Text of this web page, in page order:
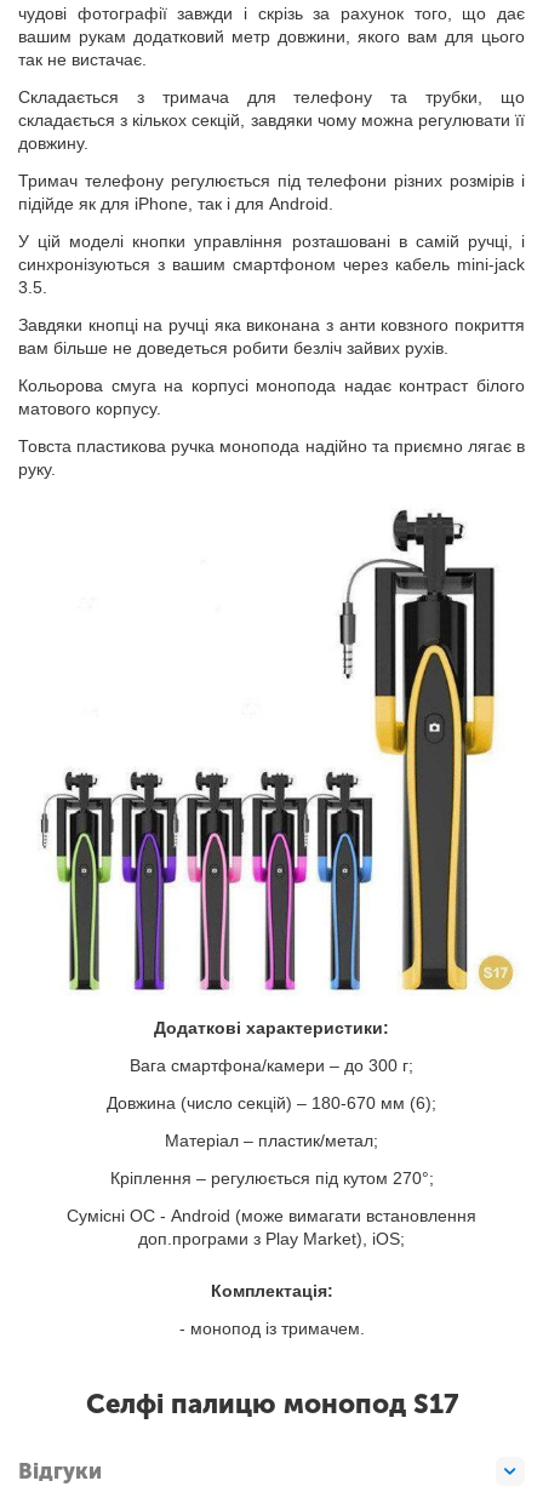
чудові фотографії завжди і скрізь за рахунок того, що дає
вашим рукам додатковий метр довжини, якого вам для цього
так не вистачає.
Складається з тримача для телефону та трубки, що
складається з кількох секцій, завдяки чому можна регулювати її
довжину.
Тримач телефону регулюється під телефони різних розмірів і
підійде як для iPhone, так і для Android.
У цій моделі кнопки управління розташовані в самій ручці, і
синхронізуються з вашим смартфоном через кабель mini-jack
3.5.
Завдяки кнопці на ручці яка виконана з анти ковзного покриття
вам більше не доведеться робити безліч зайвих рухів.
Кольорова смуга на корпусі монопода надає контраст білого
матового корпусу.
Товста пластикова ручка монопода надійно та приємно лягає в
руку.
Додаткові характеристики:
Вага смартфона/камери – до 300 г;
Довжина (число секцій) – 180-670 мм (6);
Матеріал – пластик/метал;
Кріплення – регулюється під кутом 270°;
Сумісні ОС - Android (може вимагати встановлення
доп.програми з Play Market), iOS;
Комплектація:
- монопод із тримачем.
Селфі палицю монопод S17
Відгуки